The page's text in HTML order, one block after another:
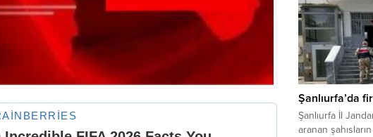
meydana geldi.
aralarında
arasında henüz
Şanlıurfa’da
Şanlıurfa İl
aranan